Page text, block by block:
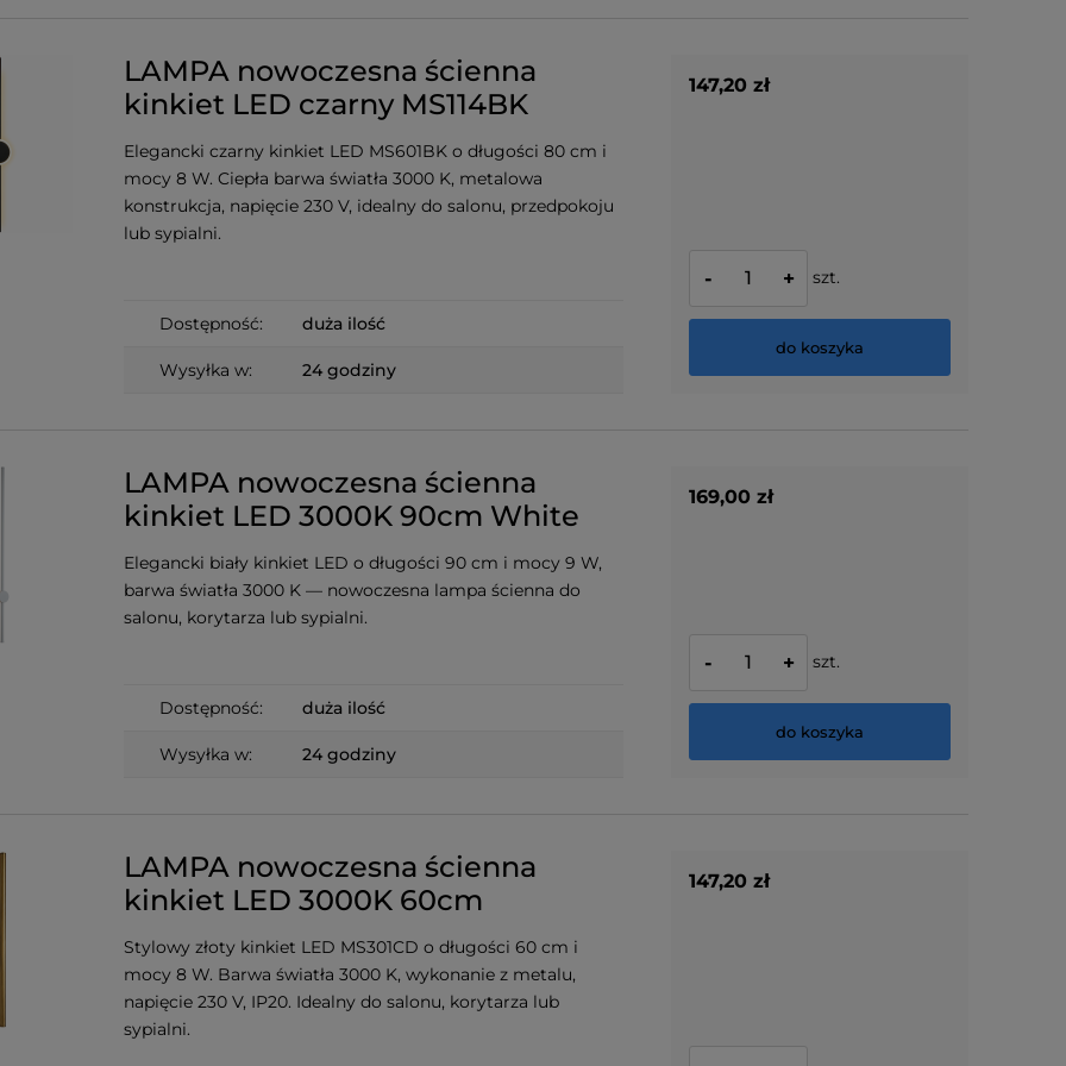
LAMPA nowoczesna ścienna
kinkiet LED czarny MS114BK
Elegancki czarny kinkiet LED MS601BK o długości 80 cm i
mocy 8 W. Ciepła barwa światła 3000 K, metalowa
konstrukcja, napięcie 230 V, idealny do salonu, przedpokoju
lub sypialni.
Dostępność: duża ilość
Wysyłka w: 24 godziny
147,20 zł
- + szt.
do koszyka
LAMPA nowoczesna ścienna
kinkiet LED 3000K 90cm White
Elegancki biały kinkiet LED o długości 90 cm i mocy 9 W,
barwa światła 3000 K — nowoczesna lampa ścienna do
salonu, korytarza lub sypialni.
Dostępność: duża ilość
Wysyłka w: 24 godziny
169,00 zł
- + szt.
do koszyka
LAMPA nowoczesna ścienna
kinkiet LED 3000K 60cm
Stylowy złoty kinkiet LED MS301CD o długości 60 cm i
mocy 8 W. Barwa światła 3000 K, wykonanie z metalu,
napięcie 230 V, IP20. Idealny do salonu, korytarza lub
sypialni.
147,20 zł